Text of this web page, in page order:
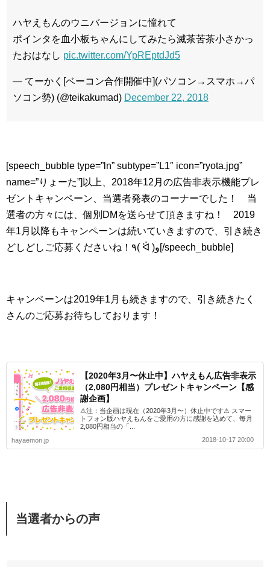
ハヤえもんのウニバージョンに憧れて
ポインタを血小板ちゃんにしてみたら滅茶苦茶小さかっ
たおはなし pic.twitter.com/YpREptdJd5
— てーかく[ベーコン合作開催中](パソコン→スマホ→パ
ソコン勢) (@teikakumad) December 22, 2018
[speech_bubble type=”ln” subtype=”L1″ icon=”ryota.jpg”
name=”りょーた”]以上、2018年12月の広告非表示機能プレ
ゼントキャンペーン、当選者発表のコーナーでした！ 当
選者の方々には、個別DMを送らせて頂きますね！ 2019
年1月以降もキャンペーンは続いていきますので、引き続き
どしどしご応募くださいね！٩( ᐛ )و[/speech_bubble]
キャンペーンは2019年1月も続きますので、引き続きたく
さんのご応募お待ちしております！
【2020年3月〜休止中】ハヤえもん広告非表示
（2,080円相当）プレゼントキャンペーン【感
謝企画】
⚠︎注：当企画は現在（2020年3月〜）休止中です⚠︎ スマー
トフォン版ハヤえもんをご愛用の方に感謝を込めて、毎月
2,080円相当の「...
hayaemon.jp
2018-10-17 20:00
当選者からの声